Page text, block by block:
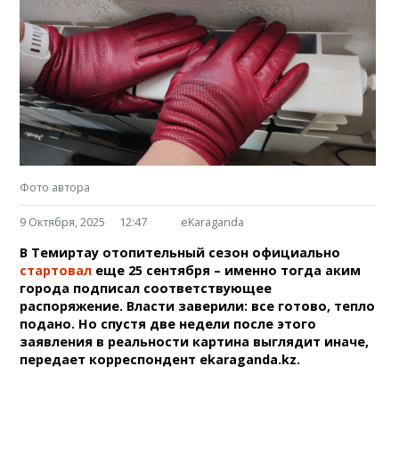
Фото автора
9 Октября, 2025 12:47 eKaraganda
В Темиртау отопительный сезон официально
стартовал еще 25 сентября – именно тогда аким
города подписал соответствующее
распоряжение. Власти заверили: все готово, тепло
подано. Но спустя две недели после этого
заявления в реальности картина выглядит иначе,
передает корреспондент ekaraganda.kz.